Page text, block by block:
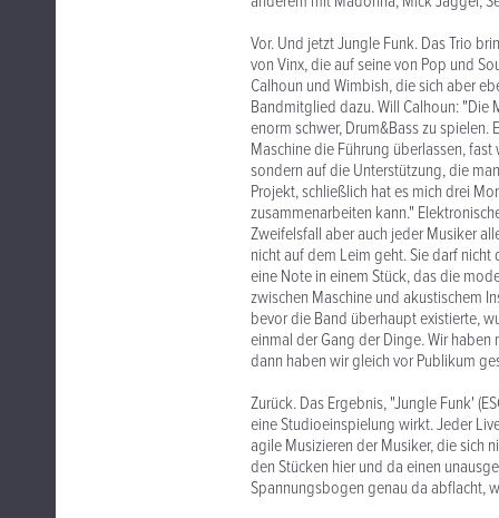
Vor. Und jetzt Jungle Funk. Das Trio
von Vinx, die auf seine von Pop und
Calhoun und Wimbish, die sich aber
Bandmitglied dazu. Will Calhoun: "Die
enorm schwer, Drum&Bass zu
Maschine die Führung überlassen,
sondern auf die Unterstützung, die
Projekt, schließlich hat es mich drei
zusammenarbeiten kann."
Zweifelsfall aber auch jeder Musiker
nicht auf dem Leim geht. Sie darf
eine Note in einem Stück, das die
zwischen Maschine und akustischem
bevor die Band überhaupt existierte,
einmal der Gang der Dinge. Wir
dann haben wir gleich vor Publikum
Zurück. Das Ergebnis, "Jungle Funk'
eine Studioeinspielung wirkt. Jeder
agile Musizieren der Musiker, die sich
den Stücken hier und da einen
Spannungsbogen genau da abflacht,